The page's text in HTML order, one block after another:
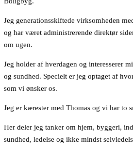
Jeg generationsskiftede virksomheden
og har været administrerende direktør
om ugen.
Jeg holder af hverdagen og interesserer
og sundhed. Specielt er jeg optaget af
som vi ønsker os.
Jeg er kærester med Thomas og vi har to
Her deler jeg tanker om hjem, byggeri,
sundhed, ledelse og ikke mindst